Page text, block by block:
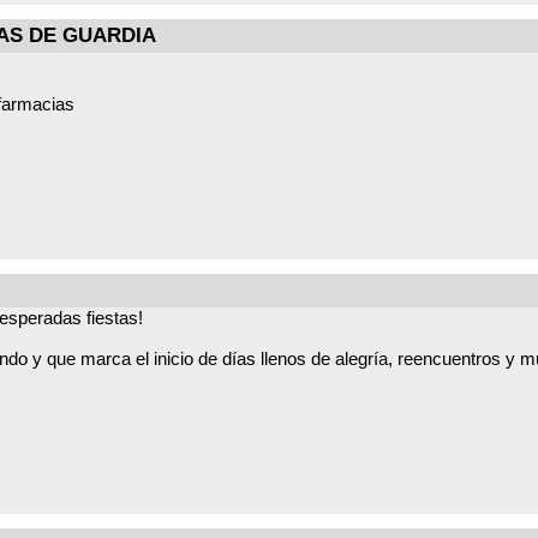
DE GUARDIA
fiestas!
y que marca el inicio de días llenos de alegría, reencuentros y